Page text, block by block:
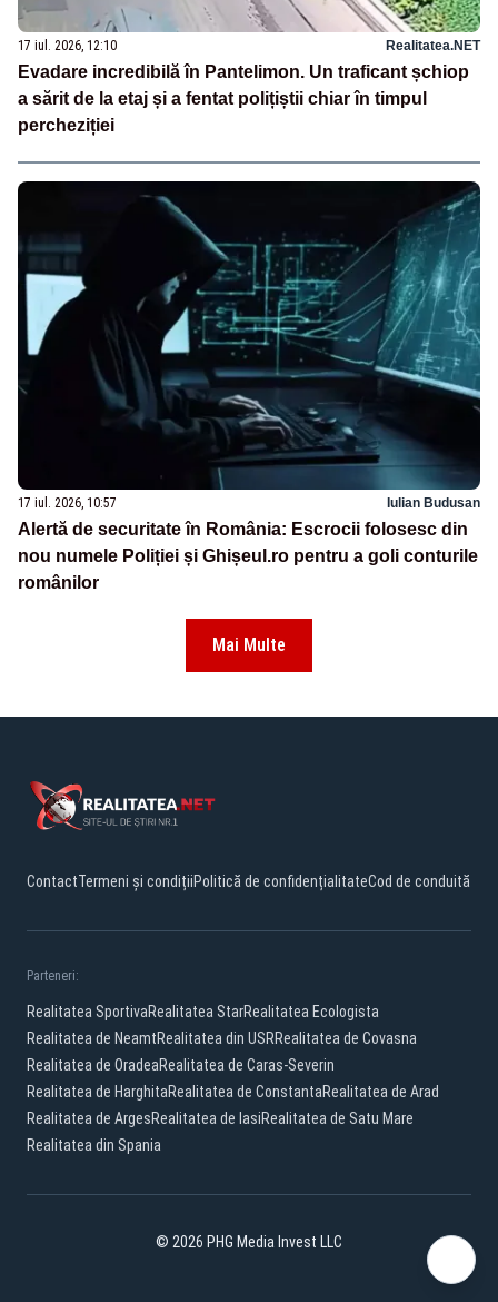
17 iul. 2026, 12:10 Realitatea.NET
Evadare incredibilă în Pantelimon. Un traficant șchiop
a sărit de la etaj și a fentat polițiștii chiar în timpul
percheziției
17 iul. 2026, 10:57 Iulian Budusan
Alertă de securitate în România: Escrocii folosesc din
nou numele Poliției și Ghișeul.ro pentru a goli conturile
românilor
Mai Multe
ContactTermeni și condițiiPolitică de confidențialitateCod de conduită
Parteneri:
Realitatea SportivaRealitatea StarRealitatea Ecologista
Realitatea de NeamtRealitatea din USRRealitatea de Covasna
Realitatea de OradeaRealitatea de Caras-Severin
Realitatea de HarghitaRealitatea de ConstantaRealitatea de Arad
Realitatea de ArgesRealitatea de IasiRealitatea de Satu Mare
Realitatea din Spania
© 2026 PHG Media Invest LLC